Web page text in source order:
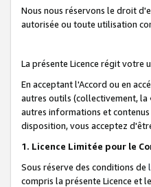
Nous nous réservons le droit
autorisée ou toute utilisation
La présente Licence régit votre
En acceptant l'Accord ou en
autres outils (collectivement, la
autres informations et contenus
disposition, vous acceptez
1. Licence Limitée pour le
Sous réserve des conditions de
compris la présente Licence et